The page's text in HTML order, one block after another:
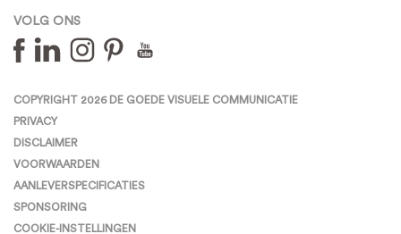
VOLG ONS
COPYRIGHT 2026 DE GOEDE VISUELE COMMUNICATIE
PRIVACY
DISCLAIMER
VOORWAARDEN
AANLEVERSPECIFICATIES
SPONSORING
COOKIE-INSTELLINGEN